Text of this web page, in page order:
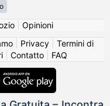
| Opinioni
| Privacy| Termini di
| Contatto| FAQ